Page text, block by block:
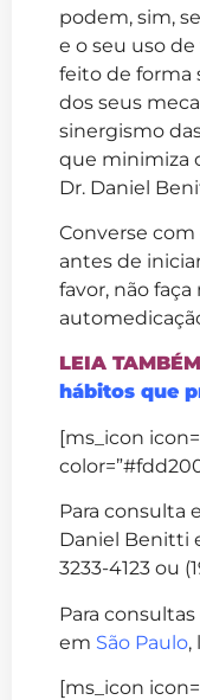
podem, sim,
e o seu uso
feito de forma
dos seus
sinergismo
que minimiza
Dr. Daniel
Converse
antes de
favor, não
LEIA
hábitos que
[ms_icon
Para consulta
Daniel Benitti
3233-4123 ou
Para
em São Paulo,
[ms_icon